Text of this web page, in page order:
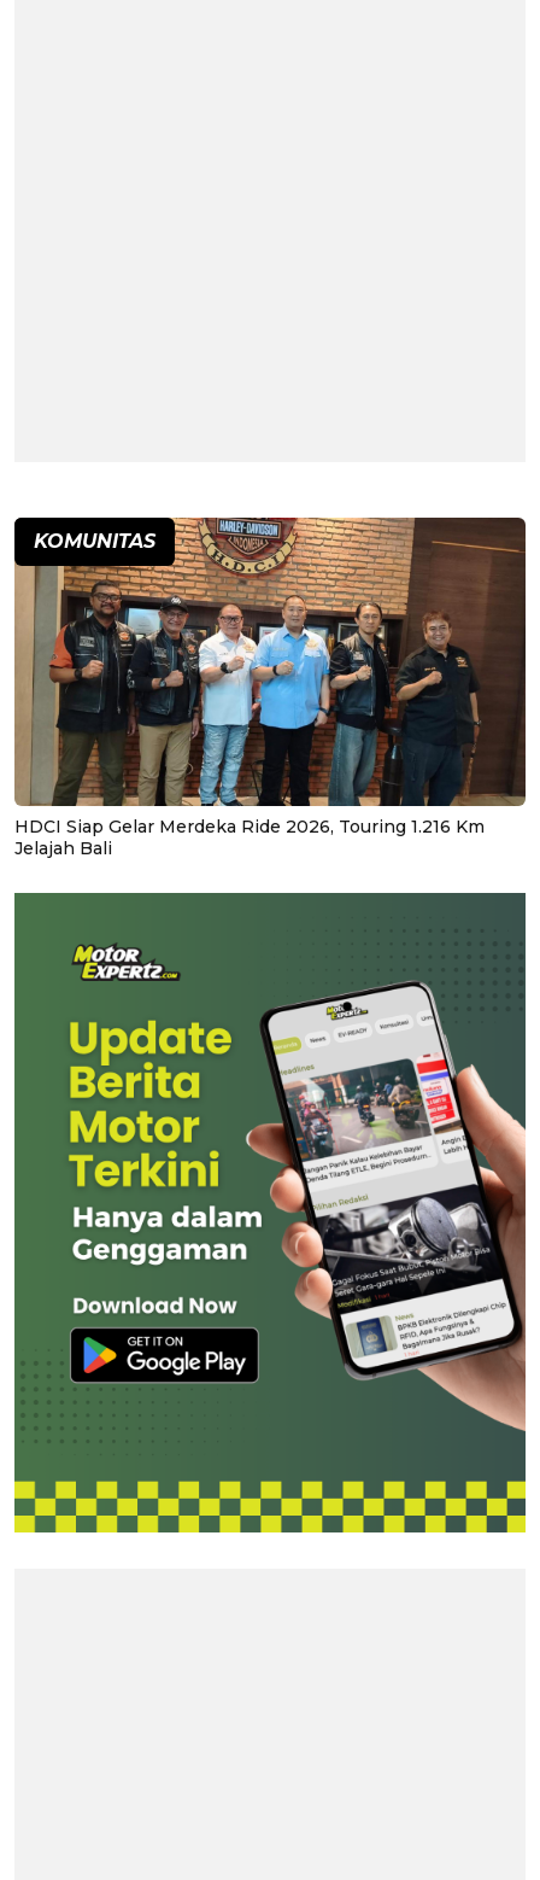
KOMUNITAS
HDCI Siap Gelar Merdeka Ride 2026, Touring 1.216 Km
Jelajah Bali